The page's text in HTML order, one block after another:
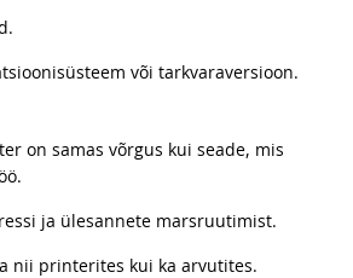
või tarkvaraversioon.
on samas võrgus kui seade, mis
ja ülesannete marsruutimist.
nii printerites kui ka arvutites.